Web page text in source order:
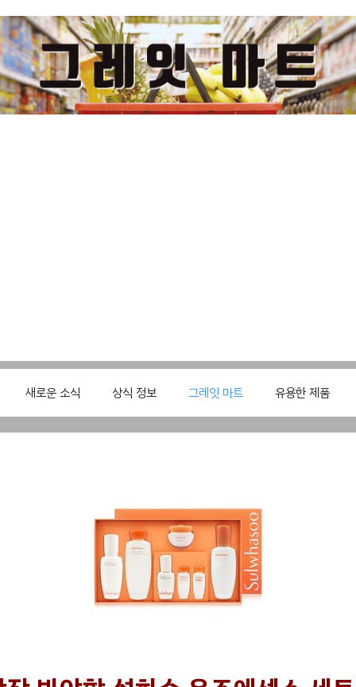
새로운 소식 상식 정보 그레잇 마트 유용한 제품